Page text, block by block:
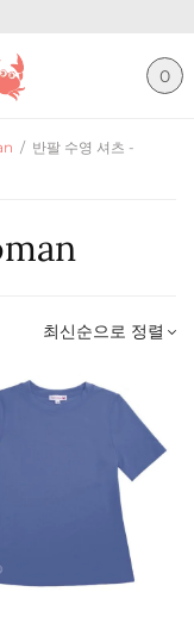
0
/ 반팔 수영 셔츠 -